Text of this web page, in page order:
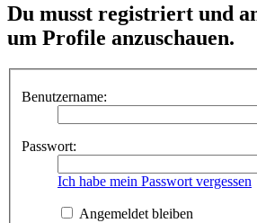
Du musst registriert und
um Profile anzuschauen.
Benutzername:
Passwort:
Ich habe mein Passwort vergessen
Angemeldet bleiben